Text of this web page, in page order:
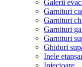
Galerii
Garnituri
Garnituri
Garnituri
Garnituri
Ghiduri
Inele
Injectoare